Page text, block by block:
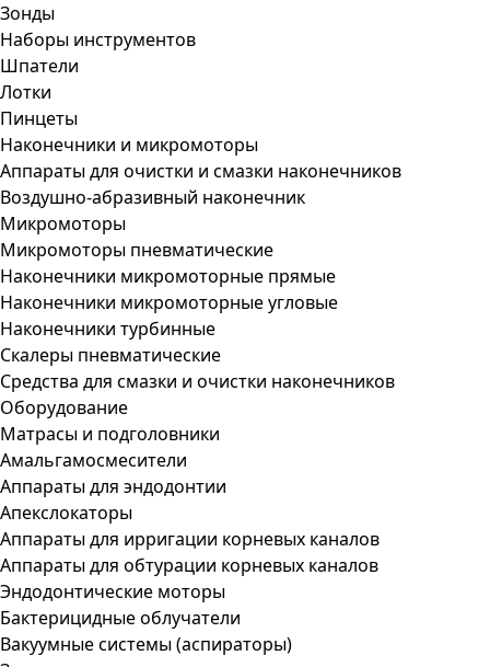
Зонды
Наборы инструментов
Шпатели
Лотки
Пинцеты
Наконечники и микромоторы
Аппараты для очистки и смазки наконечников
Воздушно-абразивный наконечник
Микромоторы
Микромоторы пневматические
Наконечники микромоторные прямые
Наконечники микромоторные угловые
Наконечники турбинные
Скалеры пневматические
Средства для смазки и очистки наконечников
Оборудование
Матрасы и подголовники
Амальгамосмесители
Аппараты для эндодонтии
Апекслокаторы
Аппараты для ирригации корневых каналов
Аппараты для обтурации корневых каналов
Эндодонтические моторы
Бактерицидные облучатели
Вакуумные системы (аспираторы)